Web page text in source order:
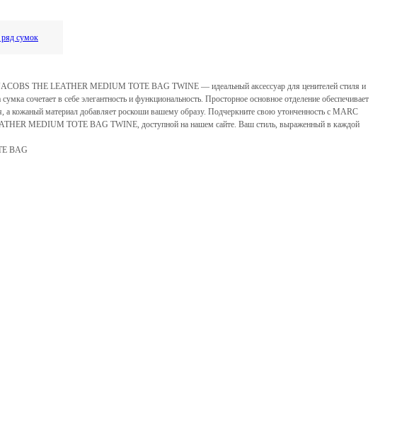
сумок
THE LEATHER MEDIUM TOTE BAG TWINE — идеальный аксессуар для ценителей стиля и
сочетает в себе элегантность и функциональность. Просторное основное отделение обеспечивает
а кожаный материал добавляет роскоши вашему образу. Подчеркните свою утонченность с MARC
MEDIUM TOTE BAG TWINE, доступной на нашем сайте. Ваш стиль, выраженный в каждой
BAG